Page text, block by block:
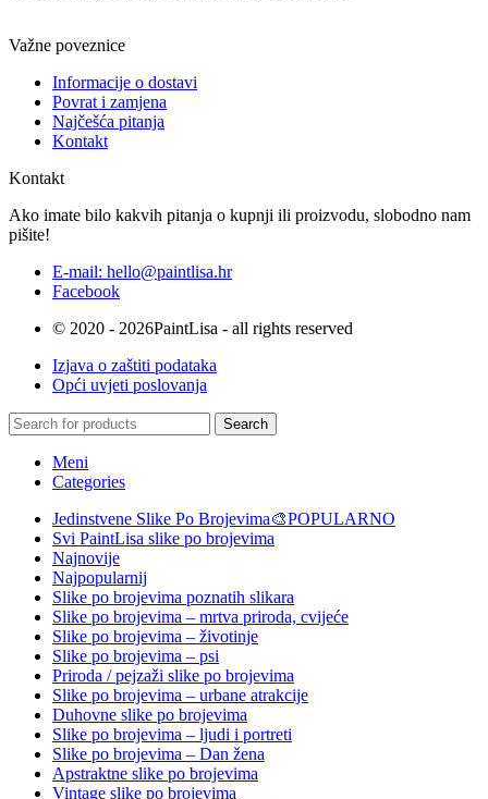
Važne poveznice
Informacije o dostavi
Povrat i zamjena
Najčešća pitanja
Kontakt
Kontakt
Ako imate bilo kakvih pitanja o kupnji ili proizvodu, slobodno nam
pišite!
E-mail: hello@paintlisa.hr
Facebook
© 2020 - 2026PaintLisa - all rights reserved
Izjava o zaštiti podataka
Opći uvjeti poslovanja
Search
Meni
Categories
Jedinstvene Slike Po Brojevima🎨POPULARNO
Svi PaintLisa slike po brojevima
Najnovije
Najpopularnij
Slike po brojevima poznatih slikara
Slike po brojevima – mrtva priroda, cvijeće
Slike po brojevima – životinje
Slike po brojevima – psi
Priroda / pejzaži slike po brojevima
Slike po brojevima – urbane atrakcije
Duhovne slike po brojevima
Slike po brojevima – ljudi i portreti
Slike po brojevima – Dan žena
Apstraktne slike po brojevima
Vintage slike po brojevima